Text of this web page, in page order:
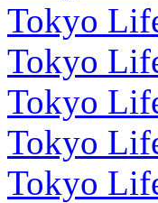
Tokyo
Tokyo
Tokyo
Tokyo
Tokyo